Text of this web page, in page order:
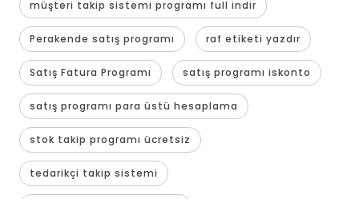
müşteri takip sistemi programı full indir
Perakende satış programı raf etiketi yazdır
Satış Fatura Programı satış programı iskonto
satış programı para üstü hesaplama
stok takip programı ücretsiz
tedarikçi takip sistemi